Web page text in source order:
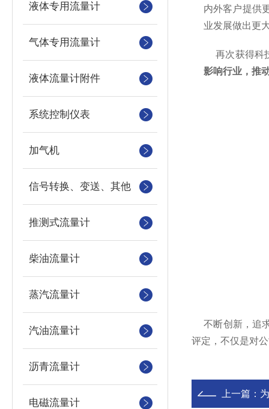
液体专用流量计
气体专用流量计
液体流量计附件
系统控制仪表
加气机
信号转换、变送、其他
推测式流量计
柴油流量计
蒸汽流量计
汽油流量计
沥青流量计
电磁流量计
内外客户提供
业发展做出更
再次获得科
影响行业，推
不断创新， 追
评定，不仅是对
上一篇：